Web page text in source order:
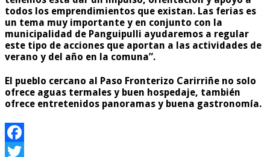
todos los emprendimientos que existan. Las ferias es
un tema muy importante y en conjunto con la
municipalidad de Panguipulli ayudaremos a regular
este tipo de acciones que aportan a las actividades de
verano y del año en la comuna”.
El pueblo cercano al Paso Fronterizo Carirriñe no solo
ofrece aguas termales y buen hospedaje, también
ofrece entretenidos panoramas y buena gastronomía.
Facebook